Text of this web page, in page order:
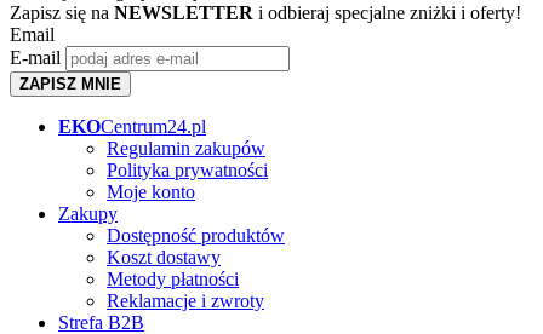
Zapisz się na NEWSLETTER i odbieraj specjalne zniżki i oferty!
Email
E-mail
ZAPISZ MNIE
EKOCentrum24.pl
Regulamin zakupów
Polityka prywatności
Moje konto
Zakupy
Dostępność produktów
Koszt dostawy
Metody płatności
Reklamacje i zwroty
Strefa B2B